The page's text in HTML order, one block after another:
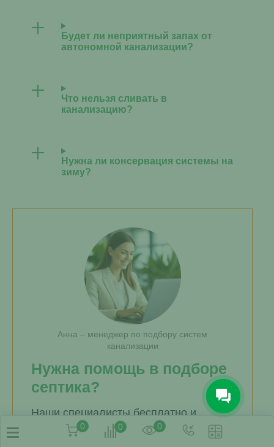
Будет ли неприятный запах от
автономной канализации?
Что нельзя сливать в
канализацию?
Нужна ли консервация системы на
зиму?
Анна – менеджер по подбору систем
канализации
Нужна помощь в подборе
септика?
Наши специалисты бесплатно и
быстро подберут для вас
необходимую модель.
0 0 0